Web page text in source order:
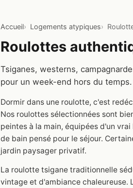
Accueil Logements atypiques
Roulottes
Tsiganes, westerns,
pour un week-end hors du temps.
Dormir dans une roulotte, c'est
Nos roulottes sélectionnées sont
peintes à la main, équipées d'un
de bain pensé pour le séjour.
jardin paysager privatif.
La roulotte tsigane traditionnelle
vintage et d'ambiance